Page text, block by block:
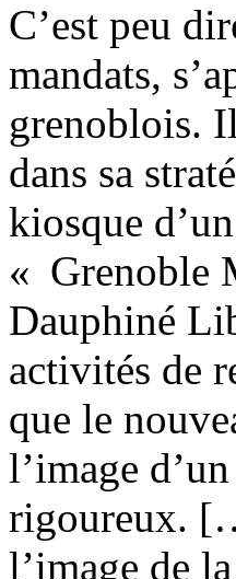
C’est peu
mandats,
grenoblois.
dans sa
kiosque
« Grenoble
Dauphiné
activités de
que le
l’image
rigoureux.
l’image de